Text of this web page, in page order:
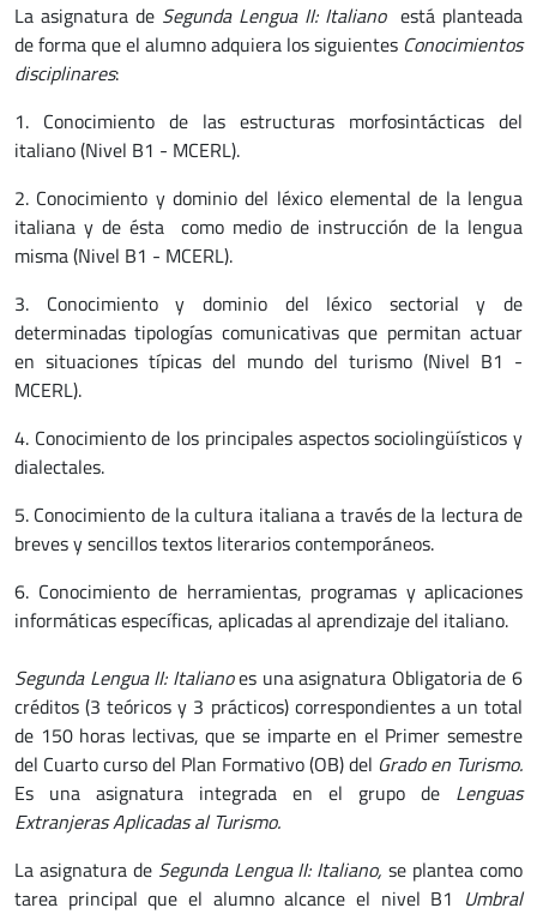
La asignatura de Segunda Lengua II: Italianoestá planteada
de forma que el alumno adquiera los siguientes Conocimientos
disciplinares:
1. Conocimiento de las estructuras morfosintácticas del
italiano (Nivel B1 - MCERL).
2. Conocimiento y dominio del léxico elemental de la lengua
italiana y de ésta como medio de instrucción de la lengua
misma (Nivel B1 - MCERL).
3. Conocimiento y dominio del léxico sectorial y de
determinadas tipologías comunicativas que permitan actuar
en situaciones típicas del mundo del turismo (Nivel B1 -
MCERL).
4. Conocimiento de los principales aspectos sociolingüísticos y
dialectales.
5. Conocimiento de la cultura italiana a través de la lectura de
breves y sencillos textos literarios contemporáneos.
6. Conocimiento de herramientas, programas y aplicaciones
informáticas específicas, aplicadas al aprendizaje del italiano.
Segunda Lengua II: Italianoes una asignatura Obligatoria de 6
créditos (3 teóricos y 3 prácticos) correspondientes a un total
de 150 horas lectivas, que se imparte en el Primer semestre
del Cuarto curso del Plan Formativo (OB) del Grado en Turismo.
Es una asignatura integrada en el grupo de Lenguas
Extranjeras Aplicadas al Turismo.
La asignatura de Segunda Lengua II: Italiano, se plantea como
tarea principal que el alumno alcance el nivel B1 Umbral